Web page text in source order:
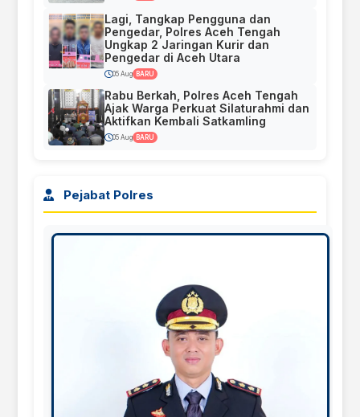
Lagi, Tangkap Pengguna dan
Pengedar, Polres Aceh Tengah
Ungkap 2 Jaringan Kurir dan
Pengedar di Aceh Utara
05 Aug BARU
Rabu Berkah, Polres Aceh Tengah
Ajak Warga Perkuat Silaturahmi dan
Aktifkan Kembali Satkamling
05 Aug BARU
Pejabat Polres